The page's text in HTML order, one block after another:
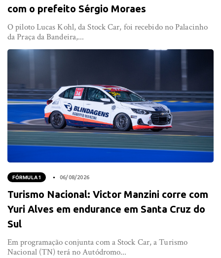
com o prefeito Sérgio Moraes
O piloto Lucas Kohl, da Stock Car, foi recebido no Palacinho
da Praça da Bandeira,...
FÓRMULA 1 06/08/2026
Turismo Nacional: Victor Manzini corre com
Yuri Alves em endurance em Santa Cruz do
Sul
Em programação conjunta com a Stock Car, a Turismo
Nacional (TN) terá no Autódromo...